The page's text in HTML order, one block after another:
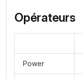
Opérateurs
Power